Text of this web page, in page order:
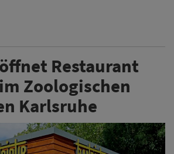
Restaurant
Zoologischen
Karlsruhe